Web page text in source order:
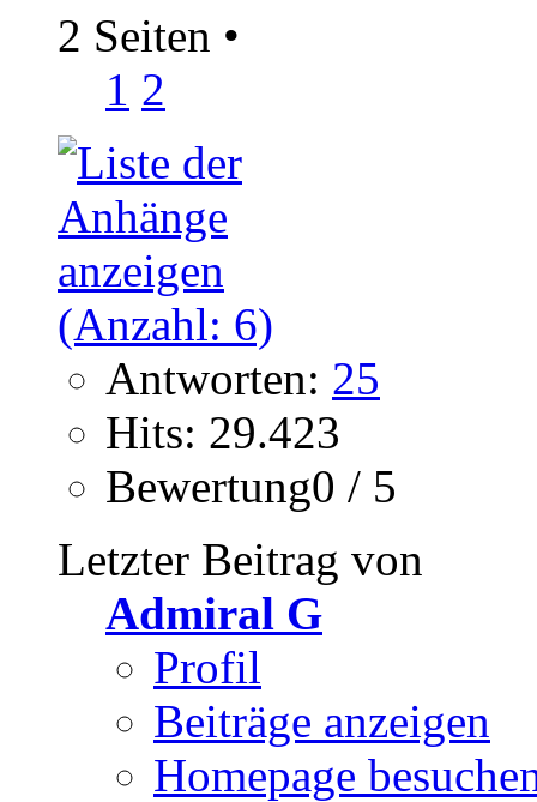
2 Seiten •
1 2
Antworten: 25
Hits: 29.423
Bewertung0 / 5
Letzter Beitrag von
Admiral G
Profil
Beiträge anzeigen
Homepage